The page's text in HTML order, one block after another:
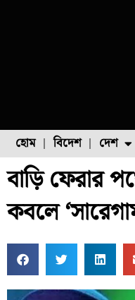
হোম বিদেশ দেশ
ফুল চাষ
বাড়ি ফেরার
কবলে